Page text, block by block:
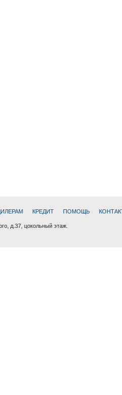
КРЕДИТ ПОМОЩЬ
д.37, цокольный этаж.